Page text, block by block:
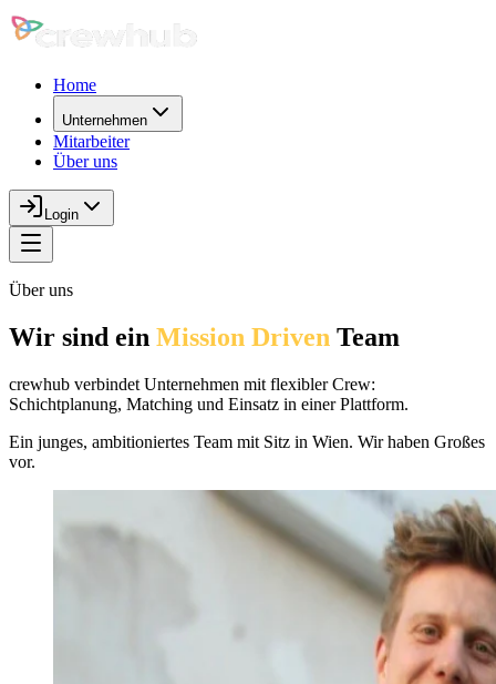
Home
Unternehmen
Mitarbeiter
Über uns
Login
Über uns
Wir sind ein Mission Driven Team
crewhub verbindet Unternehmen mit flexibler Crew:
Schichtplanung, Matching und Einsatz in einer Plattform.
Ein junges, ambitioniertes Team mit Sitz in Wien. Wir haben Großes
vor.